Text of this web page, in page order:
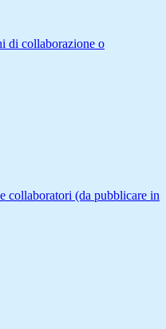
di collaborazione o
collaboratori (da pubblicare in